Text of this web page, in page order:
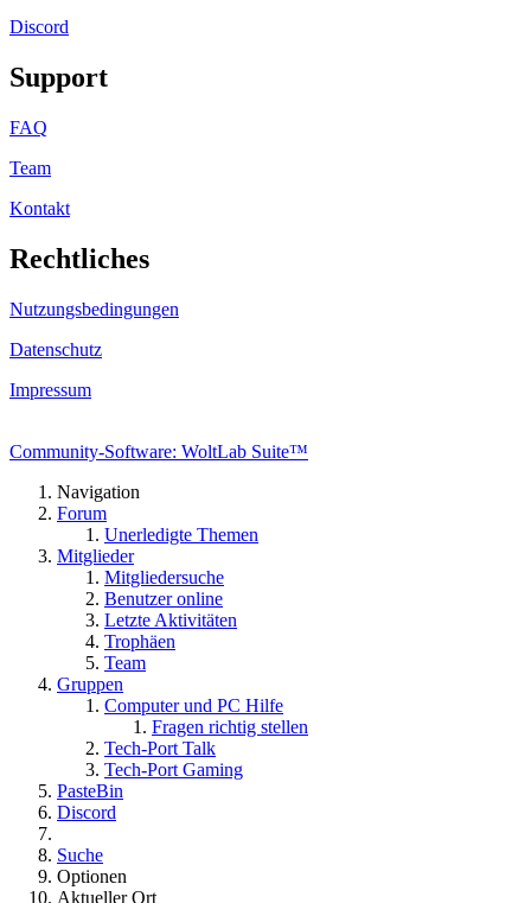
Discord
Support
FAQ
Team
Kontakt
Rechtliches
Nutzungsbedingungen
Datenschutz
Impressum
Community-Software: WoltLab Suite™
Navigation
Forum
Unerledigte Themen
Mitglieder
Mitgliedersuche
Benutzer online
Letzte Aktivitäten
Trophäen
Team
Gruppen
Computer und PC Hilfe
Fragen richtig stellen
Tech-Port Talk
Tech-Port Gaming
PasteBin
Discord
Suche
Optionen
Aktueller Ort